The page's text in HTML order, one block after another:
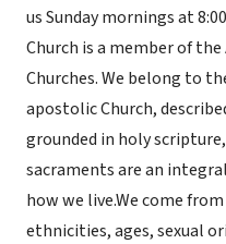
us Sunday mornings at
Church is a member of
Churches. We belong to
apostolic Church,
grounded in holy
sacraments are an
how we live.We come
ethnicities, ages, sexual